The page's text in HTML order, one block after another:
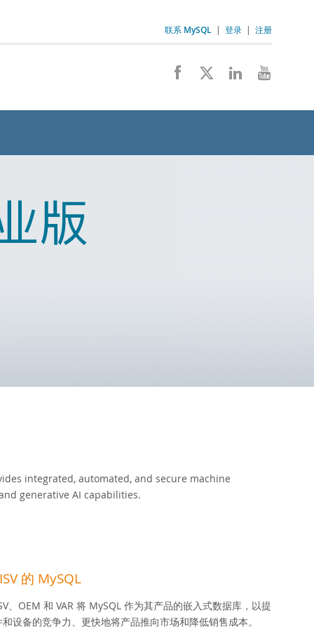
联系 MySQL | 登录 | 注册
integrated, automated, and secure machine
generative AI capabilities.
的 MySQL
、OEM 和 VAR 将 MySQL 作为其产品的嵌入式数据库，以提
设备的竞争力、更快地将产品推向市场和降低销售成本。